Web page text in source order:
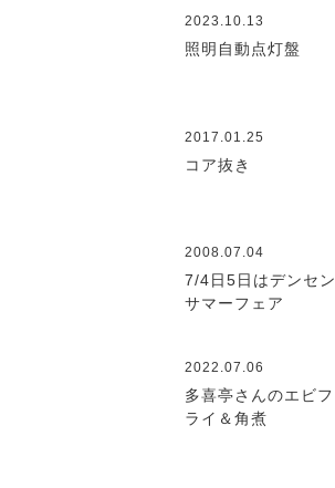
2023.10.13
照明自動点灯盤
2017.01.25
コア抜き
2008.07.04
7/4日5日はデンセン
サマーフェア
2022.07.06
多喜亭さんのエビフ
ライ＆角煮